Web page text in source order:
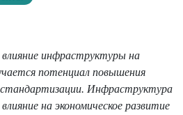
инфраструктуры на
потенциал повышения
Инфраструктура
на экономическое развитие